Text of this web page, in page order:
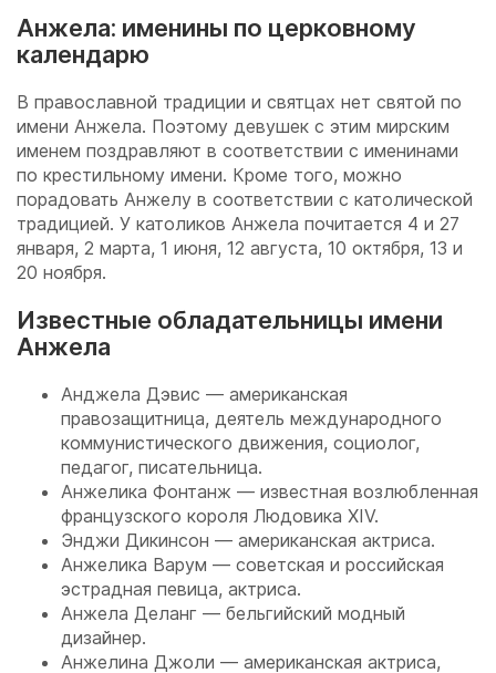
Анжела: именины по церковному
календарю
В православной традиции и святцах нет святой по
имени Анжела. Поэтому девушек с этим мирским
именем поздравляют в соответствии с именинами
по крестильному имени. Кроме того, можно
порадовать Анжелу в соответствии с католической
традицией. У католиков Анжела почитается 4 и 27
января, 2 марта, 1 июня, 12 августа, 10 октября, 13 и
20 ноября.
Известные обладательницы имени
Анжела
Анджела Дэвис — американская
правозащитница, деятель международного
коммунистического движения, социолог,
педагог, писательница.
Анжелика Фонтанж — известная возлюбленная
французского короля Людовика XIV.
Энджи Дикинсон — американская актриса.
Анжелика Варум — советская и российская
эстрадная певица, актриса.
Анжела Деланг — бельгийский модный
дизайнер.
Анжелина Джоли — американская актриса,